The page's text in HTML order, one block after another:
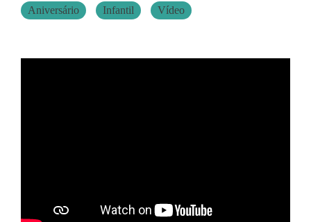
Aniversário Infantil Vídeo